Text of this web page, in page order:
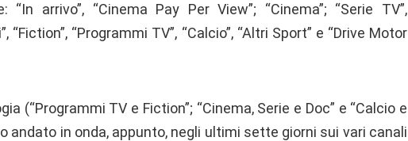
arrivo”, “Cinema Pay Per View”; “Cinema”; “Serie TV”,
“Fiction”, “Programmi TV”, “Calcio”, “Altri Sport” e “Drive Motor
(“Programmi TV e Fiction”; “Cinema, Serie e Doc” e “Calcio e
andato in onda, appunto, negli ultimi sette giorni sui vari canali